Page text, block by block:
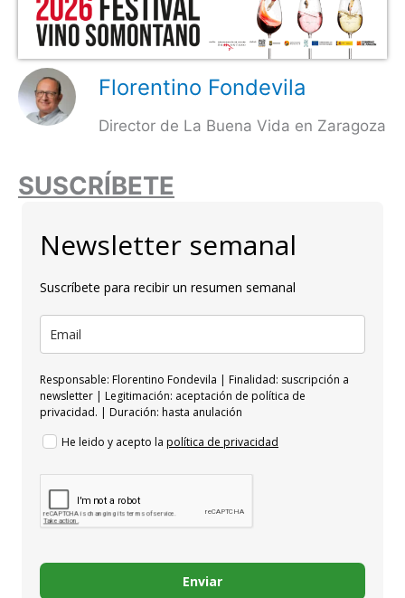
Florentino Fondevila
Director de La Buena Vida en Zaragoza
SUSCRÍBETE
Newsletter semanal
Suscríbete para recibir un resumen semanal
Responsable: Florentino Fondevila | Finalidad: suscripción a
newsletter | Legitimación: aceptación de política de
privacidad. | Duración: hasta anulación
He leido y acepto la política de privacidad
Enviar